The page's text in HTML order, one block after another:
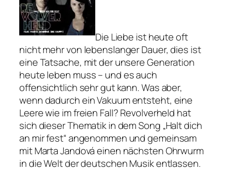
Die Liebe ist heute oft
nicht mehr von lebenslanger Dauer, dies ist
eine Tatsache, mit der unsere Generation
heute leben muss – und es auch
offensichtlich sehr gut kann. Was aber,
wenn dadurch ein Vakuum entsteht, eine
Leere wie im freien Fall? Revolverheld hat
sich dieser Thematik in dem Song „Halt dich
an mir fest“ angenommen und gemeinsam
mit Marta Jandová einen nächsten Ohrwurm
in die Welt der deutschen Musik entlassen.